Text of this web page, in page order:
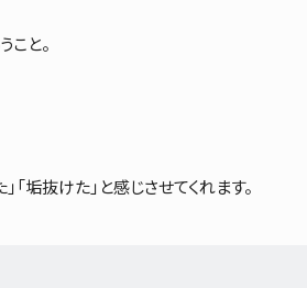
こと。
垢抜けた」と感じさせてくれます。